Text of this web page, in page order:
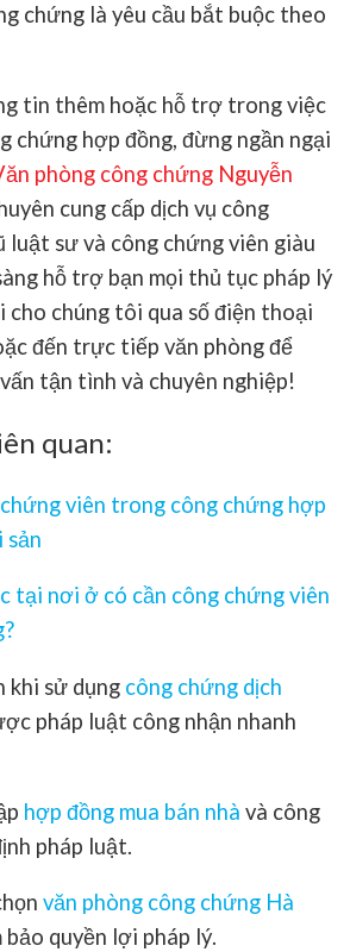
chứng là yêu cầu bắt buộc theo
tin thêm hoặc hỗ trợ trong việc
chứng hợp đồng, đừng ngần ngại
phòng công chứng Nguyễn
cung cấp dịch vụ công
luật sư và công chứng viên giàu
hỗ trợ bạn mọi thủ tục pháp lý
cho chúng tôi qua số điện thoại
đến trực tiếp văn phòng để
tận tình và chuyên nghiệp!
quan:
viên trong công chứng hợp
sản
tại nơi ở có cần công chứng viên
khi sử dụng công chứng dịch
pháp luật công nhận nhanh
hợp đồng mua bán nhà và công
pháp luật.
văn phòng công chứng Hà
bảo quyền lợi pháp lý.